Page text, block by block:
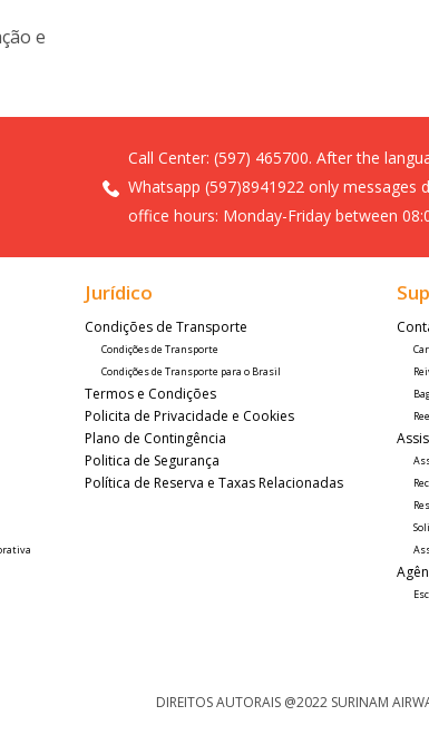
e
Call Center: (597) 465700. After the
Whatsapp (597)8941922 only messages
office hours: Monday-Friday between
Jurídico
Condições de Transporte
Condições de Transporte
Condições de Transporte para o Brasil
Termos e Condições
Policita de Privacidade e Cookies
Plano de Contingência
Politica de Segurança
Política de Reserva e Taxas Relacionadas
DIREITOS AUTORAIS @2022 SURINAM